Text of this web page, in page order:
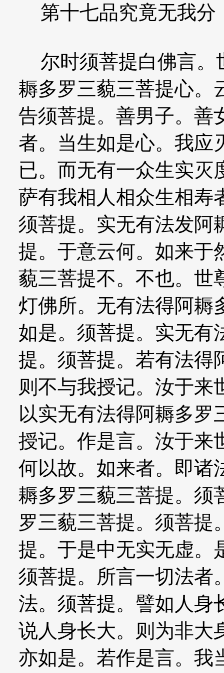
第十七品究竟无我分
尔时须菩提白佛言。
耨多罗三藐三菩提心。
告须菩提。善男子。善
者。当生如是心。我应
已。而无有一众生实灭
萨有我相人相众生相寿
须菩提。实无有法发阿
提。于意云何。如来于
藐三菩提不。不也。世
灯佛所。无有法得阿耨
如是。须菩提。实无有
提。须菩提。若有法得
则不与我授记。汝于来
以实无有法得阿耨多罗
授记。作是言。汝于来
何以故。如来者。即诸
耨多罗三藐三菩提。须
罗三藐三菩提。须菩提
提。于是中无实无虚。
须菩提。所言一切法者
法。须菩提。譬如人身
说人身长大。则为非大
亦如是。若作是言。我